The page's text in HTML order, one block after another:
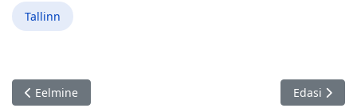
Tallinn
Eelmine artikkel: Aksel Rei 82. sünniaastapäeva välkturniir,
Eelmine Järgmine
Edasi